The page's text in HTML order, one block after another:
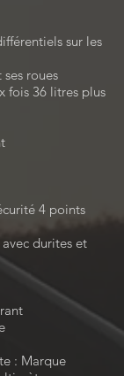
sur les
roues
fois 36 litres plus
4 points
durites et
: Marque